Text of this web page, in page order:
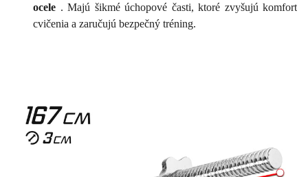
ocele . Majú šikmé úchopové časti, ktoré zvyšujú komfort
cvičenia a zaručujú bezpečný tréning.